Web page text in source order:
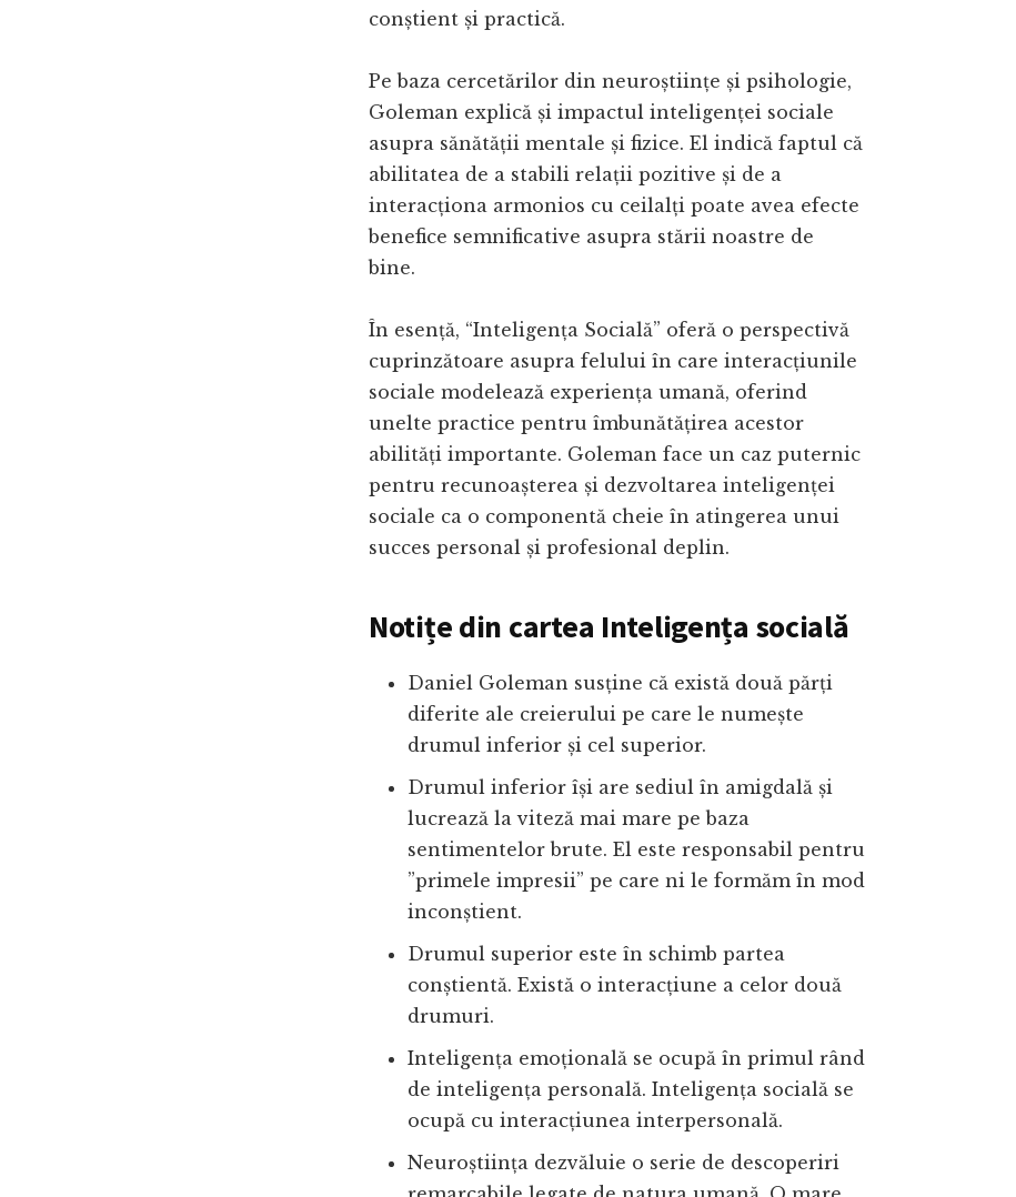
conștient și practică.
Pe baza cercetărilor din neuroștiințe și psihologie,
Goleman explică și impactul inteligenței sociale
asupra sănătății mentale și fizice. El indică faptul că
abilitatea de a stabili relații pozitive și de a
interacționa armonios cu ceilalți poate avea efecte
benefice semnificative asupra stării noastre de
bine.
În esență, “Inteligența Socială” oferă o perspectivă
cuprinzătoare asupra felului în care interacțiunile
sociale modelează experiența umană, oferind
unelte practice pentru îmbunătățirea acestor
abilități importante. Goleman face un caz puternic
pentru recunoașterea și dezvoltarea inteligenței
sociale ca o componentă cheie în atingerea unui
succes personal și profesional deplin.
Notițe din cartea Inteligența socială
Daniel Goleman susține că există două părți
diferite ale creierului pe care le numește
drumul inferior și cel superior.
Drumul inferior își are sediul în amigdală și
lucrează la viteză mai mare pe baza
sentimentelor brute. El este responsabil pentru
”primele impresii” pe care ni le formăm în mod
inconștient.
Drumul superior este în schimb partea
conștientă. Există o interacțiune a celor două
drumuri.
Inteligența emoțională se ocupă în primul rând
de inteligența personală. Inteligența socială se
ocupă cu interacțiunea interpersonală.
Neuroștiința dezvăluie o serie de descoperiri